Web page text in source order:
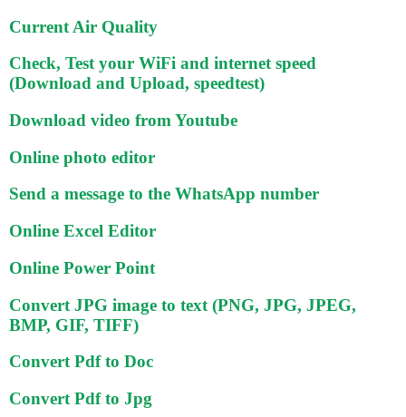
Current Air Quality
Check, Test your WiFi and internet speed
(Download and Upload, speedtest)
Download video from Youtube
Online photo editor
Send a message to the WhatsApp number
Online Excel Editor
Online Power Point
Convert JPG image to text (PNG, JPG, JPEG,
BMP, GIF, TIFF)
Convert Pdf to Doc
Convert Pdf to Jpg